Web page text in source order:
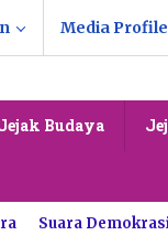
Media Profile
Budaya
Suara